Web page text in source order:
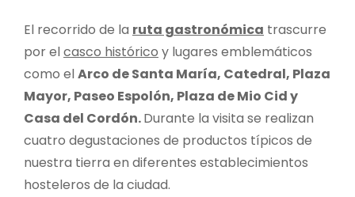
El recorrido de la ruta gastronómica trascurre
por elcasco histórico y lugares emblemáticos
como elArco de Santa María, Catedral, Plaza
Mayor, Paseo Espolón, Plaza de Mio Cid y
Casa del Cordón.Durante la visita se realizan
cuatro degustaciones de productos típicos de
nuestra tierra en diferentes establecimientos
hosteleros de la ciudad.